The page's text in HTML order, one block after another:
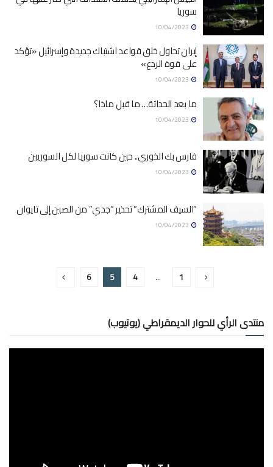
سوريا
إيران تحاول خلق قواعد اشتباك جديدة وإسرائيل «تؤكد
على قوة الردع»
ما بعد الحداثة… ما قبل ماذا؟
فارس بك الخوري.. حين كانت سوريا لكل السوريين
“السيف المشترك” تحذير “جدي” من الصين إلى تايوان
1
…
4
5
6
منتدى الرأي للحوار الديمقراطي (يوتيوب)